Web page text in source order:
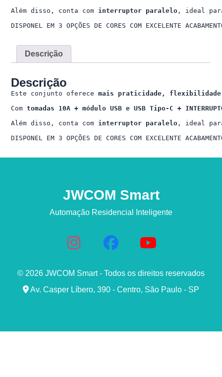
Além disso, conta com interruptor paralelo , ideal
DISPONEL EM 3 OPÇÕES DE CORES COM EXCELENTE
Descrição
Descrição
Este conjunto oferece mais praticidade, flexibilidade
Com tomadas 10A + módulo USB e USB Tipo-C +
Além disso, conta com interruptor paralelo , ideal
DISPONEL EM 3 OPÇÕES DE CORES COM EXCELENTE
JWCOM Smart
Automação Residencial Inteligente
© 2026 JWCOM Smart - Todos os direitos reservados
Av. Casper Líbero, 390 - Centro, São Paulo - SP